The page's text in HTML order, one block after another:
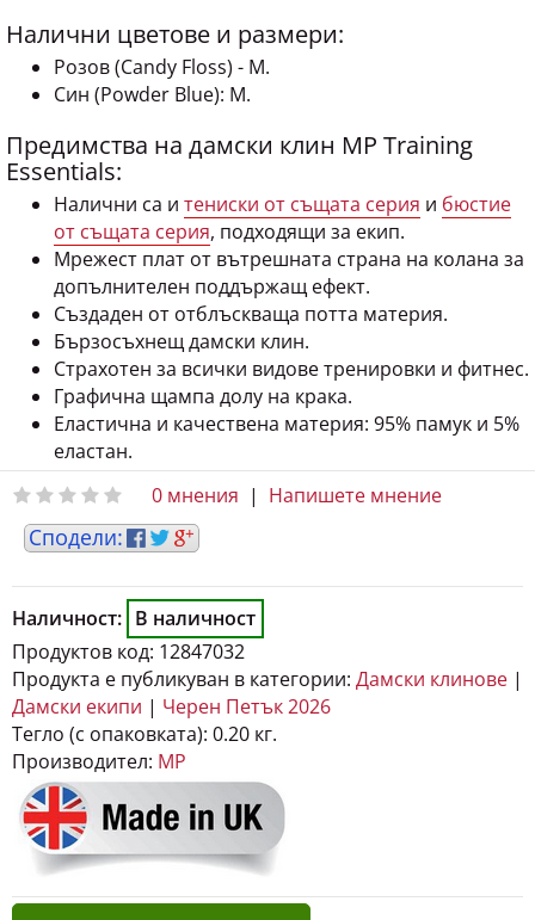
Налични цветове и размери:
Розов (Candy Floss) - M.
Син (Powder Blue): M.
Предимства на дамски клин MP Training
Essentials:
Налични са и тениски от същата серия и бюстие
от същата серия, подходящи за екип.
Мрежест плат от вътрешната страна на колана за
допълнителен поддържащ ефект.
Създаден от отблъскваща потта материя.
Бързосъхнещ дамски клин.
Страхотен за всички видове тренировки и фитнес.
Графична щампа долу на крака.
Еластична и качествена материя: 95% памук и 5%
еластан.
0 мнения | Напишете мнение
Наличност: В наличност
Продуктов код: 12847032
Продукта е публикуван в категории: Дамски клинове |
Дамски екипи | Черен Петък 2026
Тегло (с опаковката): 0.20 кг.
Производител: MP